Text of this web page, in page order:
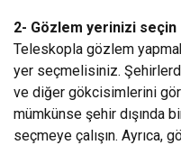
2- Gözlem yerinizi seçin
Teleskopla gözlem
yer seçmelisiniz.
ve diğer gökcisimlerini
mümkünse şehir dışında
seçmeye çalışın. Ayrıca,